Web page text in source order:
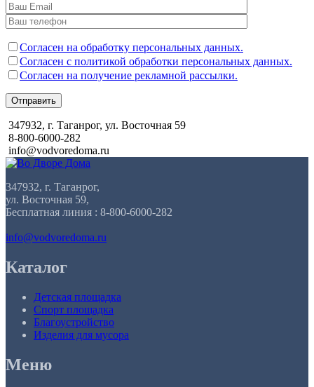
Согласен на обработку персональных данных.
Согласен с политикой обработки персональных данных.
Согласен на получение рекламной рассылки.
Отправить
347932, г. Таганрог, ул. Восточная 59
8-800-6000-282
info@vodvoredoma.ru
347932, г. Таганрог,
ул. Восточная 59,
Бесплатная линия : 8-800-6000-282
info@vodvoredoma.ru
Каталог
Детская площадка
Спорт площадка
Благоустройство
Изделия для мусора
Меню